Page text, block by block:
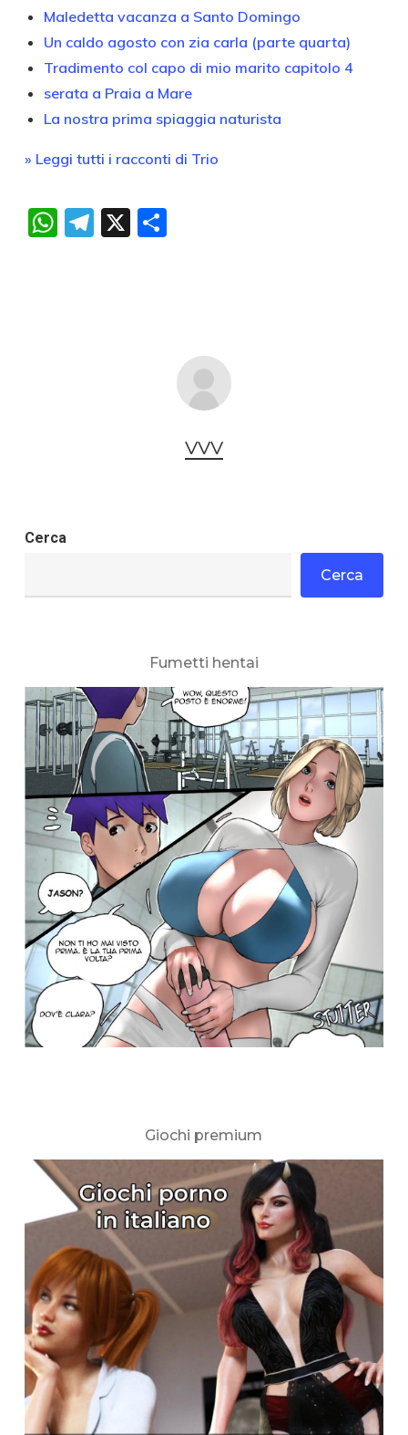
Maledetta vacanza a Santo Domingo
Un caldo agosto con zia carla (parte quarta)
Tradimento col capo di mio marito capitolo 4
serata a Praia a Mare
La nostra prima spiaggia naturista
» Leggi tutti i racconti di Trio
WhatsApp
Telegram
X Condividi
VVV
Cerca
Cerca
Fumetti hentai
Giochi premium